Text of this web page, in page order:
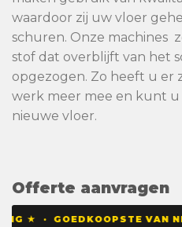
waardoor zij uw vloer
schuren. Onze machines
stof dat overblijft van het
opgezogen. Zo heeft u er
werk meer mee en kunt
nieuwe vloer.
Offerte aanvragen
★ · GOEDKOOPSTE VAN